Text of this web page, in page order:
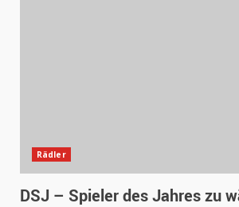
Rädler
DSJ – Spieler des Jahres zu